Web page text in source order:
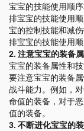
宝宝的技能使用顺
排宝宝的技能使用
宝的控制技能和减
排宝宝的技能使用
2. 注意宝宝的装备
宝宝的装备属性和
要注意宝宝的装备
战斗能力。例如，
命值的装备，对于
值的装备。
3. 不断进化宝宝的